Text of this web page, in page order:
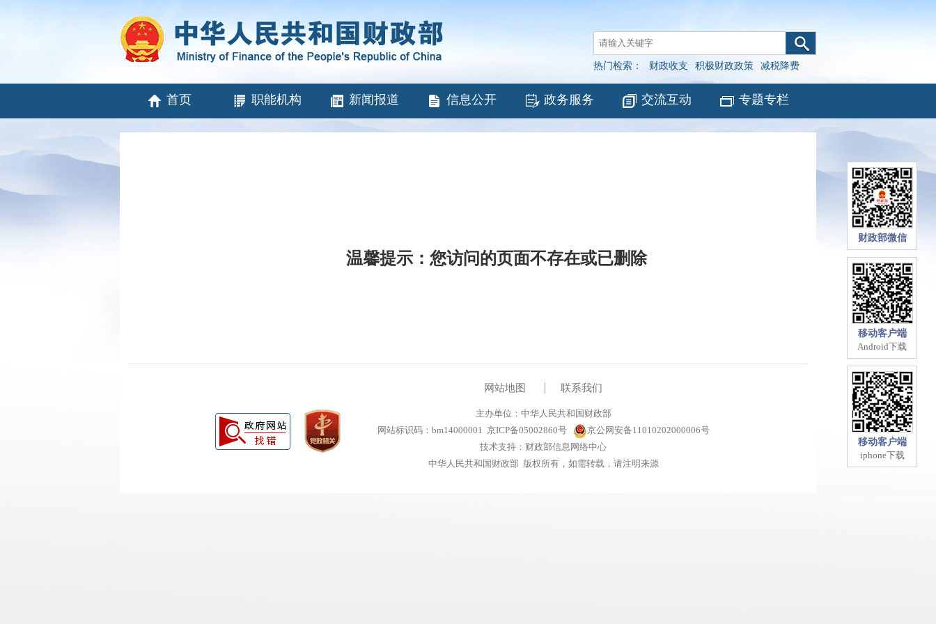
热门检索： 财政收支 积极财政政策 减税降费
首页 职能机构 新闻报道 信息公开 政务服务 交流互动 专题专栏
温馨提示：您访问的页面不存在或已删除
网站地图 联系我们
主办单位：中华人民共和国财政部
网站标识码：bm14000001 京ICP备05002860号
京公网安备11010202000006号
技术支持：财政部信息网络中心
中华人民共和国财政部 版权所有，如需转载，请注明来源
财政部微信
移动客户端
Android下载
移动客户端
iphone下载